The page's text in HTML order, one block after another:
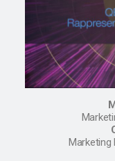
Marketing